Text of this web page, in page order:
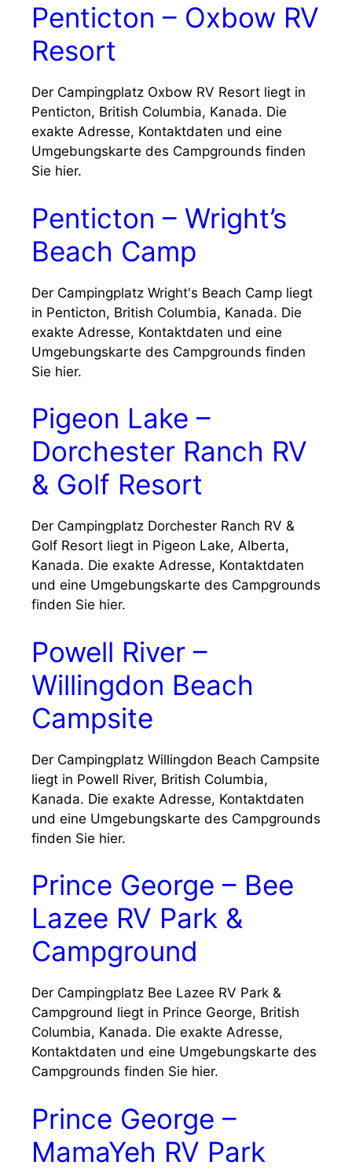
Penticton – Oxbow RV
Resort
Der Campingplatz Oxbow RV Resort liegt in
Penticton, British Columbia, Kanada. Die
exakte Adresse, Kontaktdaten und eine
Umgebungskarte des Campgrounds finden
Sie hier.
Penticton – Wright’s
Beach Camp
Der Campingplatz Wright's Beach Camp liegt
in Penticton, British Columbia, Kanada. Die
exakte Adresse, Kontaktdaten und eine
Umgebungskarte des Campgrounds finden
Sie hier.
Pigeon Lake –
Dorchester Ranch RV
& Golf Resort
Der Campingplatz Dorchester Ranch RV &
Golf Resort liegt in Pigeon Lake, Alberta,
Kanada. Die exakte Adresse, Kontaktdaten
und eine Umgebungskarte des Campgrounds
finden Sie hier.
Powell River –
Willingdon Beach
Campsite
Der Campingplatz Willingdon Beach Campsite
liegt in Powell River, British Columbia,
Kanada. Die exakte Adresse, Kontaktdaten
und eine Umgebungskarte des Campgrounds
finden Sie hier.
Prince George – Bee
Lazee RV Park &
Campground
Der Campingplatz Bee Lazee RV Park &
Campground liegt in Prince George, British
Columbia, Kanada. Die exakte Adresse,
Kontaktdaten und eine Umgebungskarte des
Campgrounds finden Sie hier.
Prince George –
MamaYeh RV Park